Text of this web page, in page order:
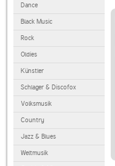
Dance
Black Music
Rock
Oldies
Künstler
Schlager & Discofox
Volksmusik
Country
Jazz & Blues
Weltmusik